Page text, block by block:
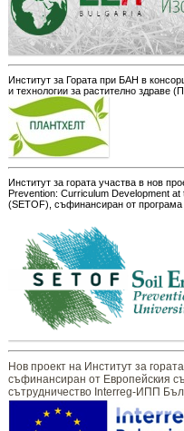
Институт за Гората при БАН в
и технологии за растително здраве
Институт за гората участва в нов
Prevention: Curriculum Development
(SETOF), съфинансиран от програма
Нов проект на Институт за
съфинансиран от Европейския
сътрудничество Interreg-ИПП